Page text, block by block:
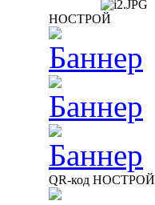
НОСТРОЙ
QR-код НОСТРОЙ